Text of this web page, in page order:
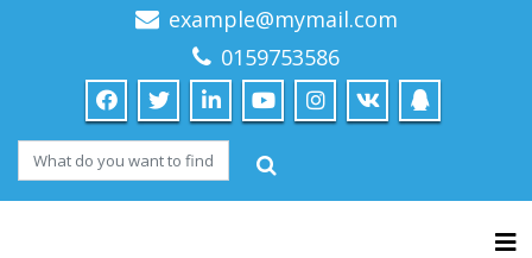
example@mymail.com
0159753586